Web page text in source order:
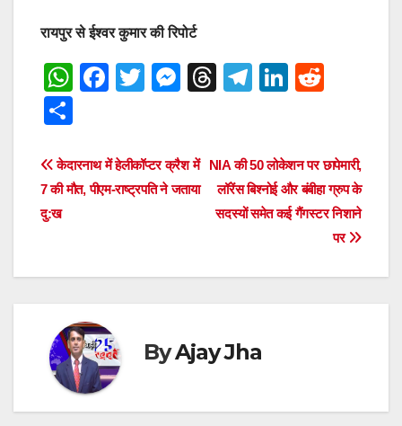
रायपुर से ईश्वर कुमार की रिपोर्ट
W
s
A
F
e
b
k
T
er
M
e
n
T
a
d
s
T
gr
a
m
Li
e
dI
n
di
t
ar
e
Post
navigation
NIA की 50 लोकेशन पर छापेमारी,
लॉरेंस बिश्नोई और बंबीहा ग्रुप के
सदस्यों समेत कई गैंगस्टर निशाने
पर
केदारनाथ में हेलीकॉप्टर क्रैश में
7 की मौत, पीएम-राष्ट्रपति ने जताया
दु:ख
ByAjay Jha